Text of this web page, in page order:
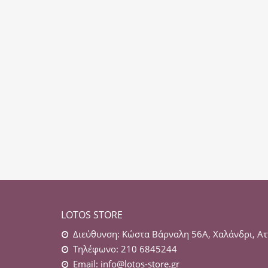
LOTOS STORE
Διεύθυνση: Κώστα Βάρναλη 56Α, Χαλάνδρι,
Τηλέφωνο: 210 6845244
Email: info@lotos-store.gr